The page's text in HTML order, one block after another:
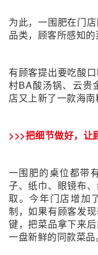
为此，一围肥在门
品类，顾客所感知的
有顾客提出要吃酸
村BA酸汤锅、云贵
店又上新了一款海南
>>>把细节做好，让
一围肥的桌位都带
子、纸巾、眼镜布
取。今年门店增加
制，如果有顾客发
键，把菜品拿下来
一盘新鲜的同款菜品